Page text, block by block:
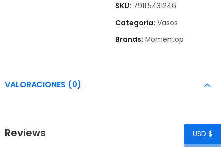
SKU: 791115431246
Categoría: Vasos
Brands: Momentop
VALORACIONES (0)
Reviews USD $